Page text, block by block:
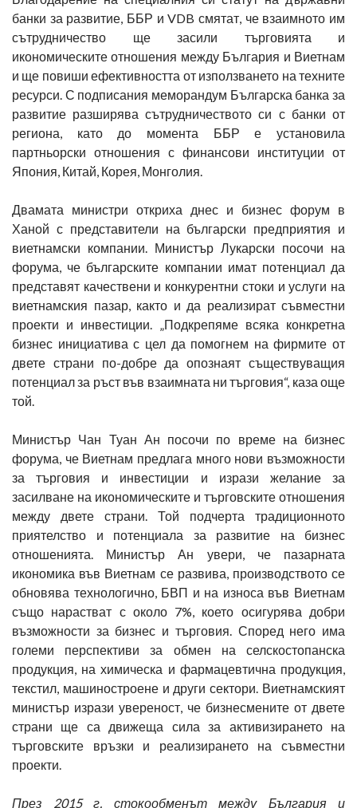
банки за развитие, ББР и VDB смятат, че взаимното им
сътрудничество ще засили търговията и
икономическите отношения между България и Виетнам
и ще повиши ефективността от използването на техните
ресурси. С подписания меморандум Българска банка за
развитие разширява сътрудничеството си с банки от
региона, като до момента ББР е установила
партньорски отношения с финансови институции от
Япония, Китай, Корея, Монголия.
Двамата министри откриха днес и бизнес форум в
Ханой с представители на български предприятия и
виетнамски компании. Министър Лукарски посочи на
форума, че българските компании имат потенциал да
представят качествени и конкурентни стоки и услуги на
виетнамския пазар, както и да реализират съвместни
проекти и инвестиции. „Подкрепяме всяка конкретна
бизнес инициатива с цел да помогнем на фирмите от
двете страни по-добре да опознаят съществуващия
потенциал за ръст във взаимната ни търговия“, каза още
той.
Министър Чан Туан Ан посочи по време на бизнес
форума, че Виетнам предлага много нови възможности
за търговия и инвестиции и изрази желание за
засилване на икономическите и търговските отношения
между двете страни. Той подчерта традиционното
приятелство и потенциала за развитие на бизнес
отношенията. Министър Ан увери, че пазарната
икономика във Виетнам се развива, производството се
обновява технологично, БВП и на износа във Виетнам
също нарастват с около 7%, което осигурява добри
възможности за бизнес и търговия. Според него има
големи перспективи за обмен на селскостопанска
продукция, на химическа и фармацевтична продукция,
текстил, машиностроене и други сектори. Виетнамският
министър изрази увереност, че бизнесмените от двете
страни ще са движеща сила за активизирането на
търговските връзки и реализирането на съвместни
проекти.
През 2015 г. стокообменът между България и